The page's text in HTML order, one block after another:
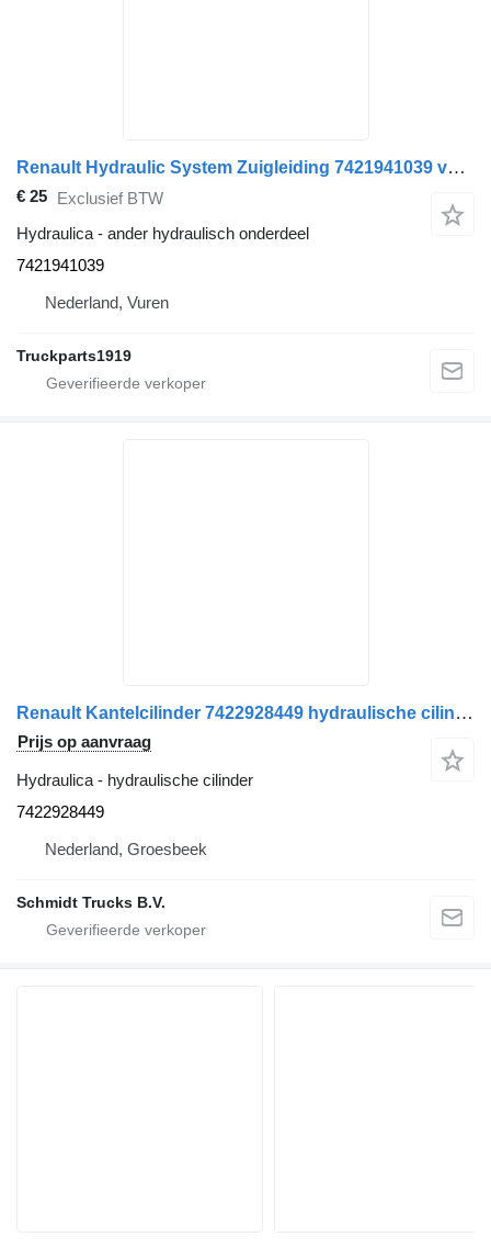
Renault Hydraulic System Zuigleiding 7421941039 voor vrachtwagen
€ 25 Exclusief BTW
Hydraulica - ander hydraulisch onderdeel
7421941039
Nederland, Vuren
Truckparts1919
Renault Kantelcilinder 7422928449 hydraulische cilinder voor vrachtwagen
Prijs op aanvraag
Hydraulica - hydraulische cilinder
7422928449
Nederland, Groesbeek
Schmidt Trucks B.V.